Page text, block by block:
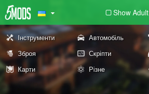
Show Adult
Інструменти Автомобіль
Зброя
Скріпти
Карти
Різне